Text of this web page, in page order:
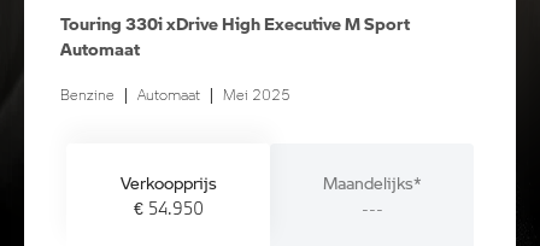
Touring 330i xDrive High Executive M Sport
Automaat
Benzine | Automaat | Mei 2025
Verkoopprijs
€ 54.950
Maandelijks*
---